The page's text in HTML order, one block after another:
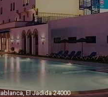
El Jadida 24000